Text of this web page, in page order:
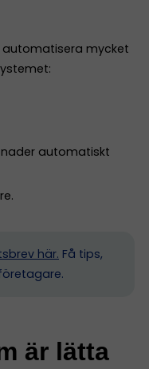
mycket
automatiskt
här. Få tips,
är lätta